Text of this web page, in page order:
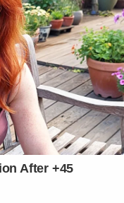
After +45